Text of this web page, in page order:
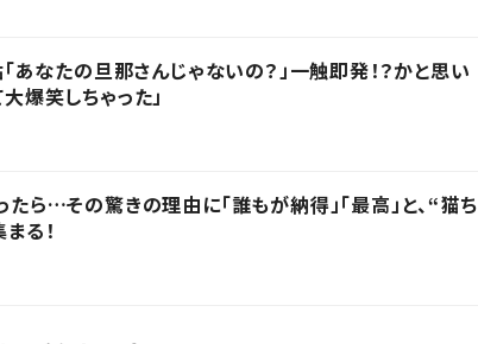
あなたの旦那さんじゃないの？」一触即発！？かと思い
爆笑しちゃった」
ら…その驚きの理由に「誰もが納得」「最高」と、“猫ち
る！